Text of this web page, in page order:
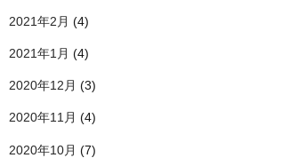
2021年2月 (4)
2021年1月 (4)
2020年12月 (3)
2020年11月 (4)
2020年10月 (7)